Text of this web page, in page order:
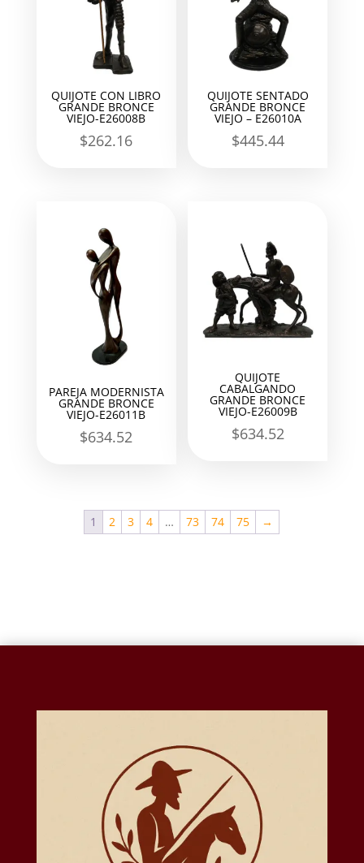
QUIJOTE CON LIBRO
GRANDE BRONCE
VIEJO-E26008B
$262.16
QUIJOTE SENTADO
GRANDE BRONCE
VIEJO – E26010A
$445.44
PAREJA MODERNISTA
GRANDE BRONCE
VIEJO-E26011B
$634.52
QUIJOTE
CABALGANDO
GRANDE BRONCE
VIEJO-E26009B
$634.52
1 2 3 4 … 73 74 75 →